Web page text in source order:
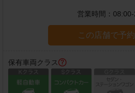
営業時間：
この店舗で予
保有車両クラス